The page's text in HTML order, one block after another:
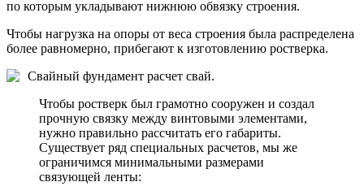
по которым укладывают нижнюю обвязку строения.
Чтобы нагрузка на опоры от веса строения была распределена
более равномерно, прибегают к изготовлению ростверка.
Свайный фундамент расчет свай.
Чтобы ростверк был грамотно сооружен и создал
прочную связку между винтовыми элементами,
нужно правильно рассчитать его габариты.
Существует ряд специальных расчетов, мы же
ограничимся минимальными размерами
связующей ленты: